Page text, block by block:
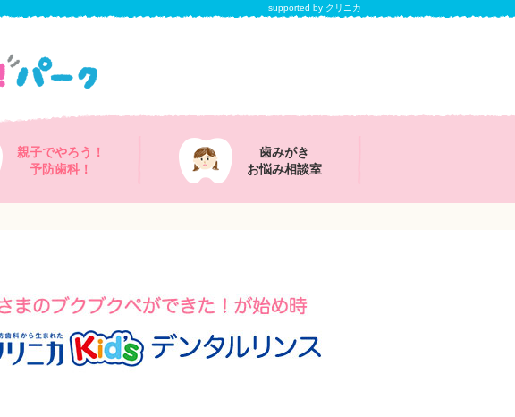
supported by クリニカ
親子でやろう！
予防歯科！
歯みがき
お悩み相談室